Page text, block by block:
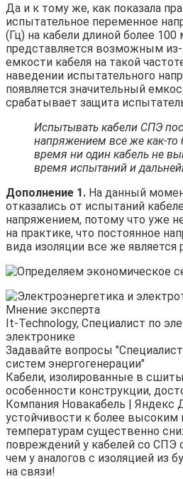
Да и к тому же, как показала
испытательное переменное
(Гц) на кабели длиной более
представляется возможным
емкости кабеля на такой
наведении испытательного
появляется значительный
срабатывает защита
Испытывать кабели СПЭ
напряжением все же как-то
время ни один кабель не
время испытаний и
Дополнение 1. На данный
отказались от испытаний
напряжением, потому что уже
на практике, что постоянное
вида изоляции все же
Мнение эксперта
It-Technology, Cпециалист по
электронике
Задавайте вопросы
систем энергогенерации"
Кабели, изолированные в
особенности конструкции,
Компания Новакабель | Яндекс
устойчивости к более
температурам существенно
повреждений у кабелей со СПЭ
чем у аналогов с изоляцией из
на связи!